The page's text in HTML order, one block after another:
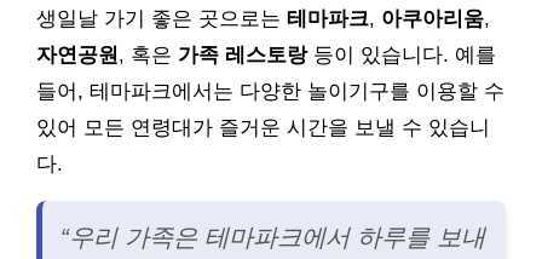
생일날 가기 좋은 곳으로는 테마파크, 아쿠아리움,
자연공원, 혹은 가족 레스토랑등이 있습니다. 예를
들어, 테마파크에서는 다양한 놀이기구를 이용할 수
있어 모든 연령대가 즐거운 시간을 보낼 수 있습니
다.
“우리 가족은 테마파크에서 하루를 보내